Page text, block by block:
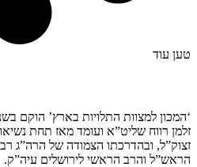
טען עוד
‘המכון למצוות התלויות בארץ’ הוקם
זלמן רווח שליט”א ועומד מאז תחת
זצוק”ל, ובהדרכתו הצמודה של הרה”ג
הראש”ל והרב הראשי לירושלים עיה”ק.